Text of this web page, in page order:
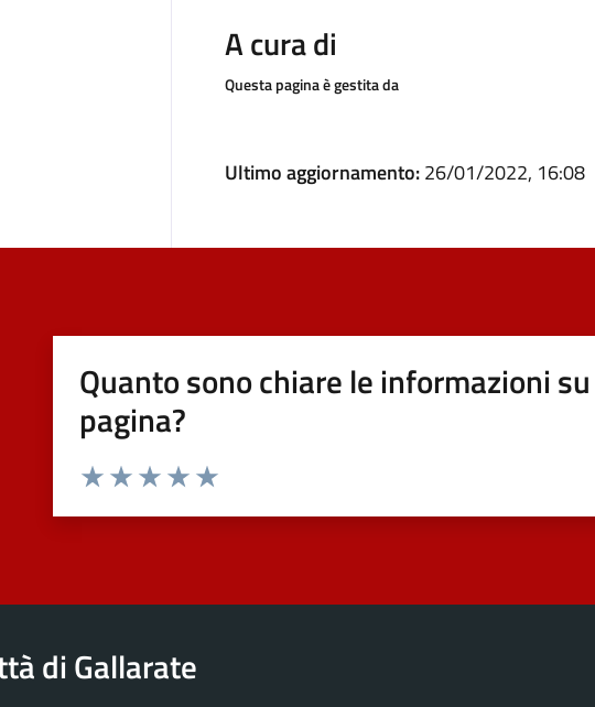
A cura di
Questa pagina è gestita da
Ultimo aggiornamento:26/01/2022, 16:08
Quanto sono chiare le informazioni
pagina?
di Gallarate